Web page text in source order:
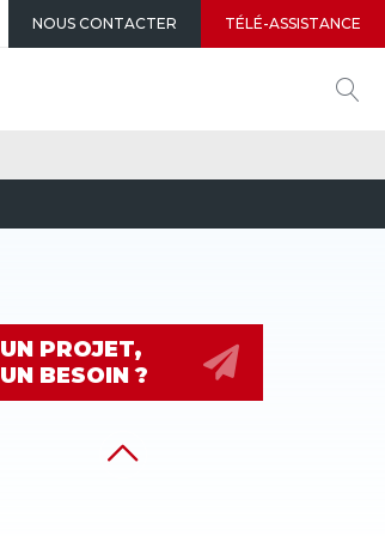
NOUS CONTACTER TÉLÉ-ASSISTANCE
UN PROJET,
UN BESOIN ?